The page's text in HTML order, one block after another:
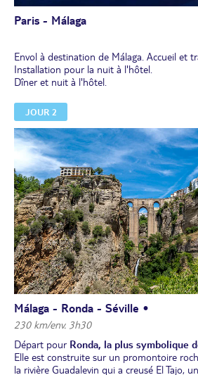
Paris - Málaga
Envol à destination de Málaga. Accueil et
Installation pour la nuit à l'hôtel.
Dîner et nuit à l'hôtel.
JOUR 2
Málaga - Ronda - Séville •
230 km/env. 3h30
Départ pour Ronda, la plus symbolique
Elle est construite sur un promontoire
la rivière Guadalevin qui a creusé El Tajo,